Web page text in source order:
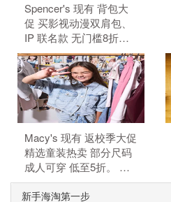
Spencer's 现有 背包大
促 买影视动漫双肩包、
IP 联名款 无门槛8折。
背包8折，需要使用优惠
码：BACKPACKS20。
订单满$40免邮，需要使
用优惠码：FS40。（优
惠码不可叠加）
Macy's 现有 返校季大促
精选童装热卖 部分尺码
成人可穿 低至5折。 无
需使用优惠码。 有效期
至北京时间 2026年08月
新手海淘第一步